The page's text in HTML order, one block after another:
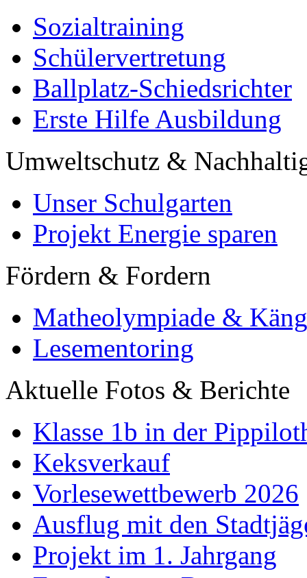
Sozialtraining
Schülervertretung
Ballplatz-Schiedsrichter
Erste Hilfe Ausbildung
Umweltschutz &
Unser Schulgarten
Projekt Energie sparen
Fördern & Fordern
Matheolympiade &
Lesementoring
Aktuelle Fotos & Berichte
Klasse 1b in der
Keksverkauf
Vorlesewettbewerb 2026
Ausflug mit den
Projekt im 1. Jahrgang